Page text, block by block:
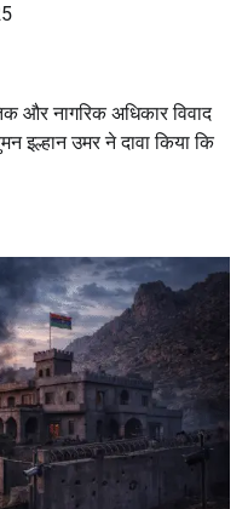
और नागरिक अधिकार विवाद
इल्हान उमर ने दावा किया कि